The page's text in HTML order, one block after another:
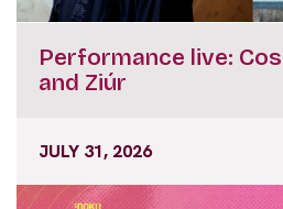
Performance live:
and Ziúr
JULY 31, 2026